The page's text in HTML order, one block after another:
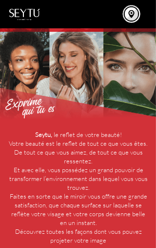
Seytu, le reflet de votre beauté!
Votre beauté est le reflet de tout ce que vous êtes.
De tout ce que vous aimez, de tout ce que vous
ressentez.
Et avec elle, vous possédez un grand pouvoir de
transformer l’environnement dans lequel vous vous
trouvez.
Faites en sorte que le miroir vous offre une grande
satisfaction, que chaque surface sur laquelle se
reflète votre visage et votre corps devienne belle
en un instant.
Découvrez toutes les façons dont vous pouvez
projeter votre image